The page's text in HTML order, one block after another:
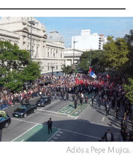
Adiós a Pepe Mujica.